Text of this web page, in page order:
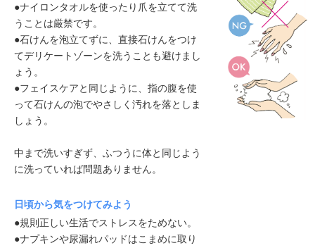
●ナイロンタオルを使ったり爪を立てて洗
うことは厳禁です。
●石けんを泡立てずに、直接石けんをつけ
てデリケートゾーンを洗うことも避けまし
ょう。
●フェイスケアと同じように、指の腹を使
って石けんの泡でやさしく汚れを落としま
しょう。
中まで洗いすぎず、ふつうに体と同じよう
に洗っていれば問題ありません。
日頃から気をつけてみよう
●規則正しい生活でストレスをためない。
●ナプキンや尿漏れパッドはこまめに取り